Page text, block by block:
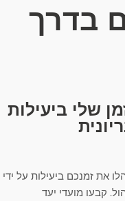
בדרך
שלי ביעילות
את זמנכם ביעילות על ידי
קבעו מועדי יעד